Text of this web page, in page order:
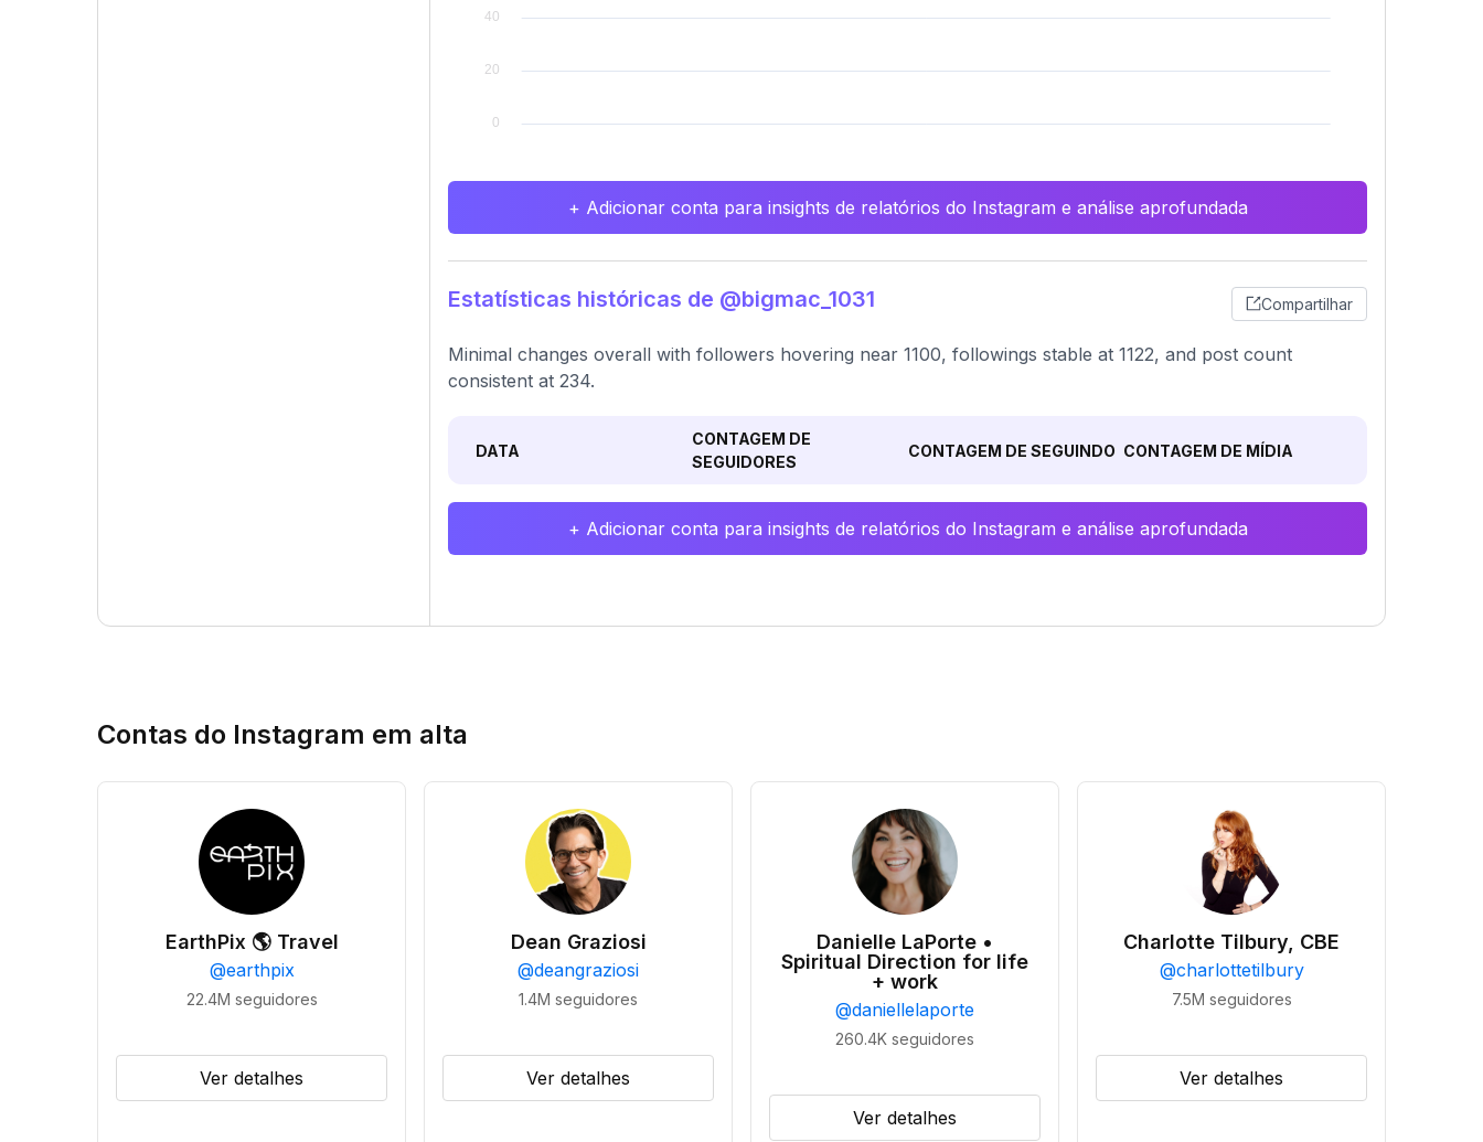
+ Adicionar conta para insights de relatórios do Instagram e análise aprofundada
Estatísticas históricas de @bigmac_1031 Compartilhar
Minimal changes overall with followers hovering near 1100, followings stable at 1122, and post count
consistent at 234.
DATA
CONTAGEM DE
SEGUIDORES
CONTAGEM DE SEGUINDO CONTAGEM DE MÍDIA
+ Adicionar conta para insights de relatórios do Instagram e análise aprofundada
Contas do Instagram em alta
EarthPix 🌎 Travel
@earthpix
22.4M seguidores
Ver detalhes
Dean Graziosi
@deangraziosi
1.4M seguidores
Ver detalhes
Danielle LaPorte •
Spiritual Direction for life
+ work
@daniellelaporte
260.4K seguidores
Ver detalhes
Charlotte Tilbury, CBE
@charlottetilbury
7.5M seguidores
Ver detalhes